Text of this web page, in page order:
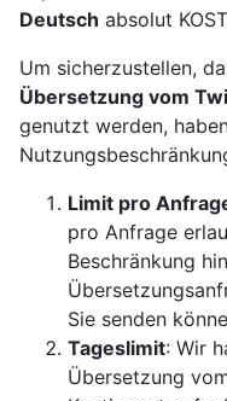
Deutsch absolut
Um sicherzustellen,
Übersetzung vom
genutzt werden,
Limit pro
pro Anfrage
Beschränkung
Sie senden
Tageslimit: Wir
Übersetzung